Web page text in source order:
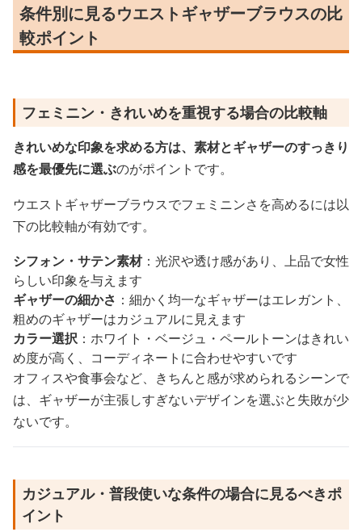
条件別に見るウエストギャザーブラウスの比
較ポイント
フェミニン・きれいめを重視する場合の比較軸
きれいめな印象を求める方は、素材とギャザーのすっきり
感を最優先に選ぶのがポイントです。
ウエストギャザーブラウスでフェミニンさを高めるには以
下の比較軸が有効です。
シフォン・サテン素材：光沢や透け感があり、上品で女性
らしい印象を与えます
ギャザーの細かさ ：細かく均一なギャザーはエレガント、
粗めのギャザーはカジュアルに見えます
カラー選択 ：ホワイト・ベージュ・ペールトーンはきれい
め度が高く、コーディネートに合わせやすいです
オフィスや食事会など、きちんと感が求められるシーンで
は、ギャザーが主張しすぎないデザインを選ぶと失敗が少
ないです。
カジュアル・普段使いな条件の場合に見るべきポ
イント